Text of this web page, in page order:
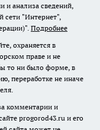
и анализа сведений,
сети "Интернет",
Подробнее
охраняется в
праве и не
то ни было форме, в
переработке не иначе
комментарии и
progorod43.ru и его